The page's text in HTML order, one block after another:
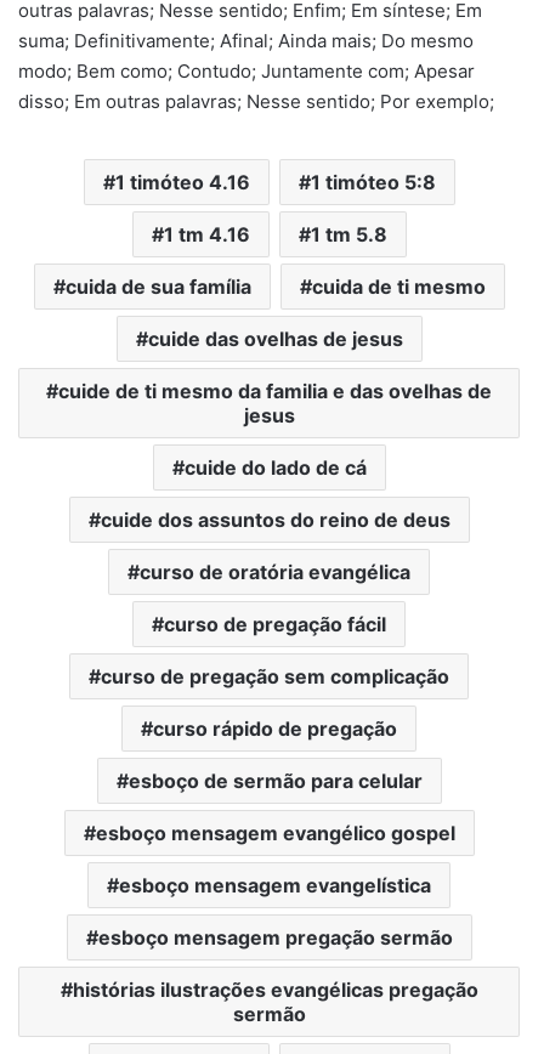
outras palavras; Nesse sentido; Enfim; Em síntese; Em
suma; Definitivamente; Afinal; Ainda mais; Do mesmo
modo; Bem como; Contudo; Juntamente com; Apesar
disso; Em outras palavras; Nesse sentido; Por exemplo;
1 timóteo 4.16 1 timóteo 5:8
1 tm 4.16 1 tm 5.8
cuida de sua família cuida de ti mesmo
cuide das ovelhas de jesus
cuide de ti mesmo da familia e das ovelhas de
jesus
cuide do lado de cá
cuide dos assuntos do reino de deus
curso de oratória evangélica
curso de pregação fácil
curso de pregação sem complicação
curso rápido de pregação
esboço de sermão para celular
esboço mensagem evangélico gospel
esboço mensagem evangelística
esboço mensagem pregação sermão
histórias ilustrações evangélicas pregação
sermão